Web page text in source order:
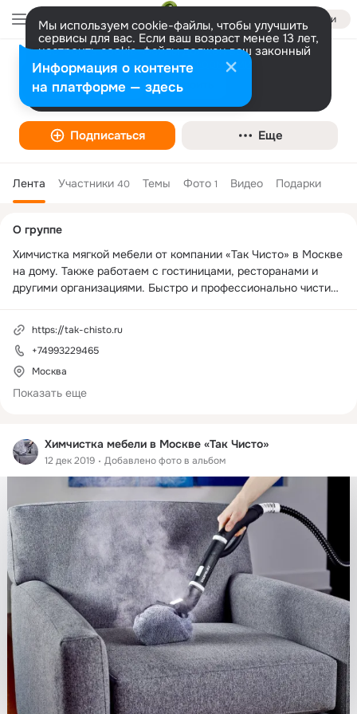
Войти
Мы используем cookie-файлы, чтобы улучшить
сервисы для вас. Если ваш возраст менее 13 лет,
настроить cookie-файлы должен ваш законный
представитель. Больше информации
Разрешить все Настроить
Химчистка мебели в Москве «Так Чисто»
Подписаться Еще
Лента Участники 40 Темы Фото 1 Видео Подарки
Химчистка мебели в Москве «Так Чисто»
12 дек 2019 Добавлено фото в альбом
колонка
О группе
Химчистка мягкой мебели от компании «Так Чисто» в Москве
на дому. Также работаем с гостиницами, ресторанами и
другими организациями. Быстро и профессионально чистим
https://tak-chisto.ru
+74993229465
Москва
Показать еще
Информация о контенте
на платформе — здесь